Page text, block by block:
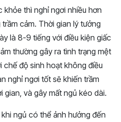
thì nghỉ ngơi nhiều hơn
cảm. Thời gian lý tưởng
là 8-9 tiếng với điều kiện giấc
thường gây ra tình trạng mệt
chế độ sinh hoạt không điều
nghỉ ngơi tốt sẽ khiến trầm
gian, và gây mất ngủ kéo dài.
ngủ có thể ảnh hưởng đến